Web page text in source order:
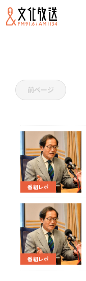
前ページ
番組レポ
番組レポ